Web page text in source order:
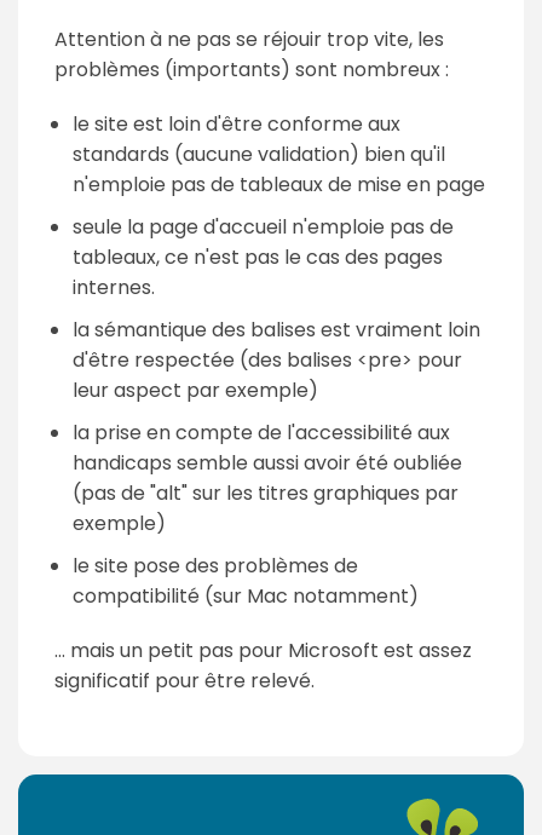
Attention à ne pas se réjouir trop vite, les
problèmes (importants) sont nombreux :
le site est loin d'être conforme aux
standards (aucune validation) bien qu'il
n'emploie pas de tableaux de mise en page
seule la page d'accueil n'emploie pas de
tableaux, ce n'est pas le cas des pages
internes.
la sémantique des balises est vraiment loin
d'être respectée (des balises <pre> pour
leur aspect par exemple)
la prise en compte de l'accessibilité aux
handicaps semble aussi avoir été oubliée
(pas de "alt" sur les titres graphiques par
exemple)
le site pose des problèmes de
compatibilité (sur Mac notamment)
... mais un petit pas pour Microsoft est assez
significatif pour être relevé.